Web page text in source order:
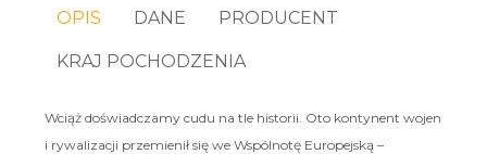
OPIS DANE PRODUCENT
KRAJ POCHODZENIA
Wciąż doświadczamy cudu na tle historii. Oto kontynent wojen
i rywalizacji przemienił się we Wspólnotę Europejską –